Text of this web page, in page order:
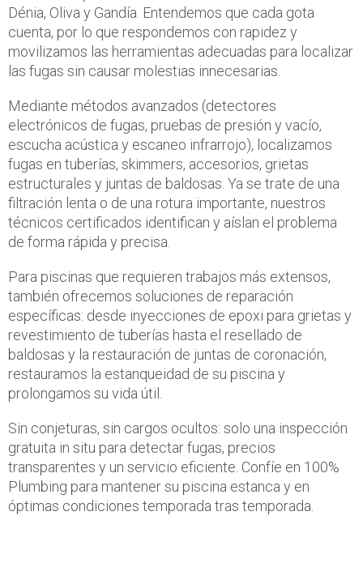
Dénia, Oliva y Gandía. Entendemos que cada gota
cuenta, por lo que respondemos con rapidez y
movilizamos las herramientas adecuadas para localizar
las fugas sin causar molestias innecesarias.
Mediante métodos avanzados (detectores
electrónicos de fugas, pruebas de presión y vacío,
escucha acústica y escaneo infrarrojo), localizamos
fugas en tuberías, skimmers, accesorios, grietas
estructurales y juntas de baldosas. Ya se trate de una
filtración lenta o de una rotura importante, nuestros
técnicos certificados identifican y aíslan el problema
de forma rápida y precisa.
Para piscinas que requieren trabajos más extensos,
también ofrecemos soluciones de reparación
específicas: desde inyecciones de epoxi para grietas y
revestimiento de tuberías hasta el resellado de
baldosas y la restauración de juntas de coronación,
restauramos la estanqueidad de su piscina y
prolongamos su vida útil.
Sin conjeturas, sin cargos ocultos: solo una inspección
gratuita in situ para detectar fugas, precios
transparentes y un servicio eficiente. Confíe en 100%
Plumbing para mantener su piscina estanca y en
óptimas condiciones temporada tras temporada.